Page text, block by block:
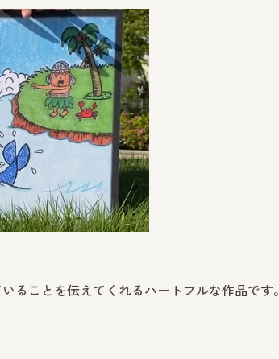
ることを伝えてくれるハートフルな作品です。